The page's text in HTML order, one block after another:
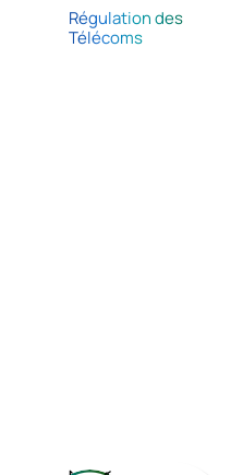
Régulation des
Télécoms